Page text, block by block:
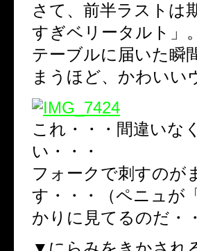
さて、前半ラストは
すぎベリータルト」。
テーブルに届いた瞬
まうほど、かわいい
これ・・・間違いな
い・・・
フォークで刺すのが
す・・・（ペニュが
かりに見てるのだ・